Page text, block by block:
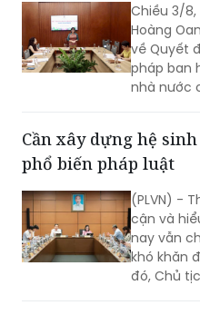
quyền
Chiều 3/
Hoàng
về Quyết
pháp ban
nhà nước
Cần xây dựng hệ
phổ biến pháp luật
(PLVN) -
cận và
nay vẫn
khó khăn
đó, Chủ